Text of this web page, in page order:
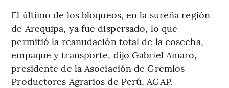
El último de los bloqueos, en la sureña región
de Arequipa, ya fue dispersado, lo que
permitió la reanudación total de la cosecha,
empaque y transporte, dijo Gabriel Amaro,
presidente de la Asociación de Gremios
Productores Agrarios de Perú, AGAP.